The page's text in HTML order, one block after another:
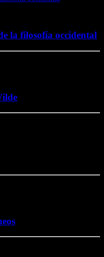
la filosofía occidental